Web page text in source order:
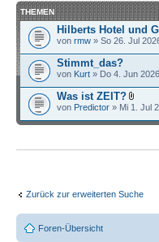
THEMEN
Hilberts Hotel und
von rmw » So 26. Jul
Stimmt_das?
von Kurt » Do 4. Jun
Was ist ZEIT?
von Predictor » Mi 1. Jul
Zurück zur erweiterten Suche
Foren-Übersicht